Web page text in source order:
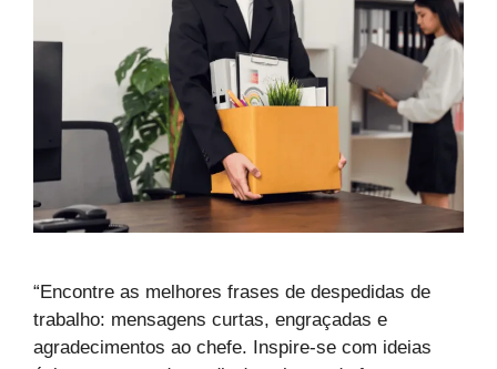
“Encontre as melhores frases de despedidas de
trabalho: mensagens curtas, engraçadas e
agradecimentos ao chefe. Inspire-se com ideias